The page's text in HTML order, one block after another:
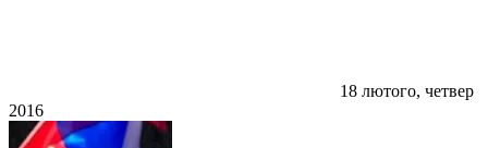
18 лютого, четвер
2016